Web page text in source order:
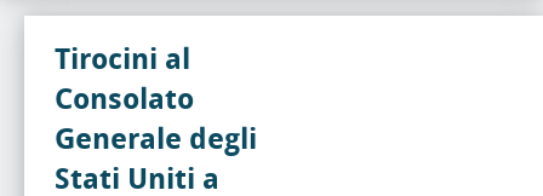
Tirocini al
Consolato
Generale degli
Stati Uniti a